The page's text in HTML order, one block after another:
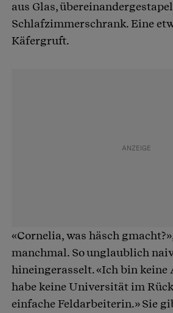
aus Glas,
Schlafzimmerschrank. Eine
Käfergruft.
«Cornelia, was häsch
manchmal. So unglaublich
hineingerasselt. «Ich bin keine
habe keine Universität im
einfache Feldarbeiterin.» Sie